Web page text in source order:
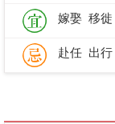
嫁娶 移徙
赴任 出行